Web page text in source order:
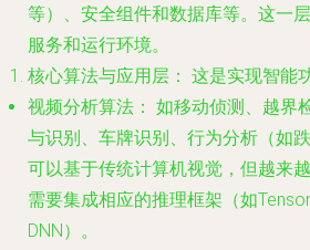
等）、安全组件和数据库等。这一
服务和运行环境。
核心算法与应用层： 这是实现智能
视频分析算法： 如移动侦测、越界
与识别、车牌识别、行为分析（如
可以基于传统计算机视觉，但越来
需要集成相应的推理框架（如
DNN）。